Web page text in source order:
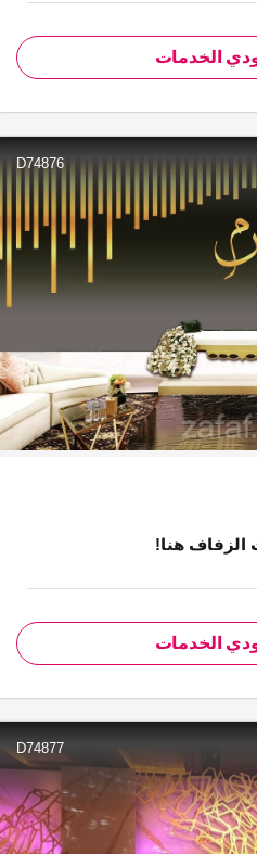
الخدمات
D74876
هنا!
الخدمات
D74877